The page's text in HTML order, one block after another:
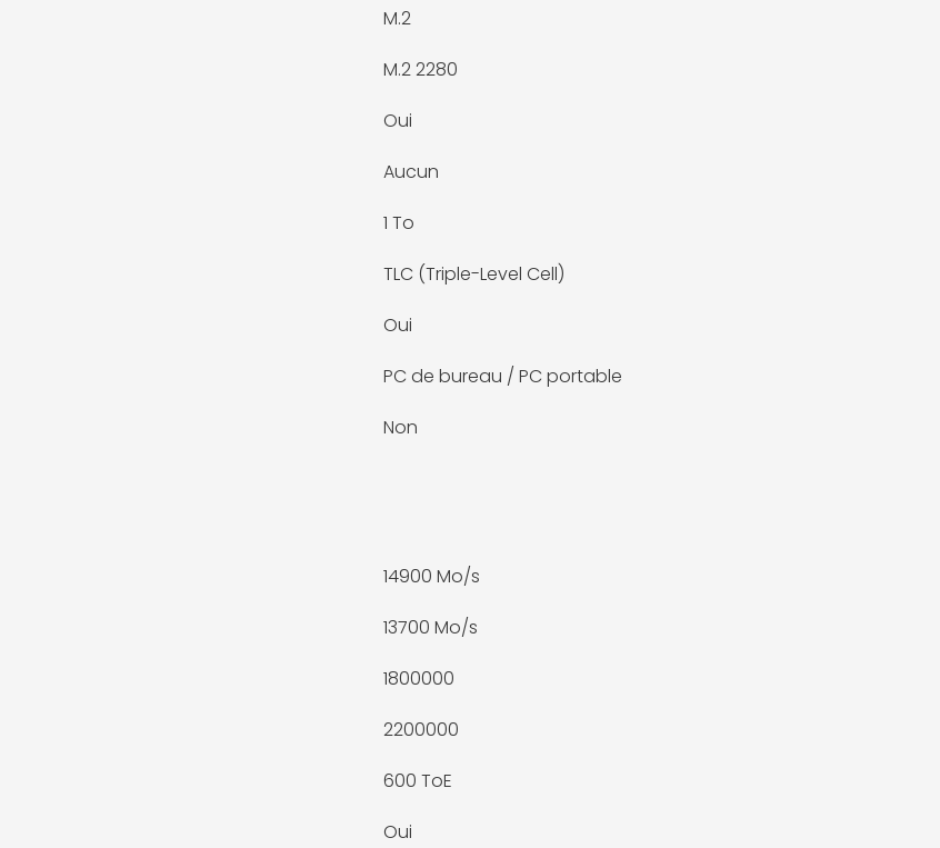
M.2
M.2 2280
Oui
Aucun
1 To
TLC (Triple-Level Cell)
Oui
PC de bureau / PC portable
Non
14900 Mo/s
13700 Mo/s
1800000
2200000
600 ToE
Oui